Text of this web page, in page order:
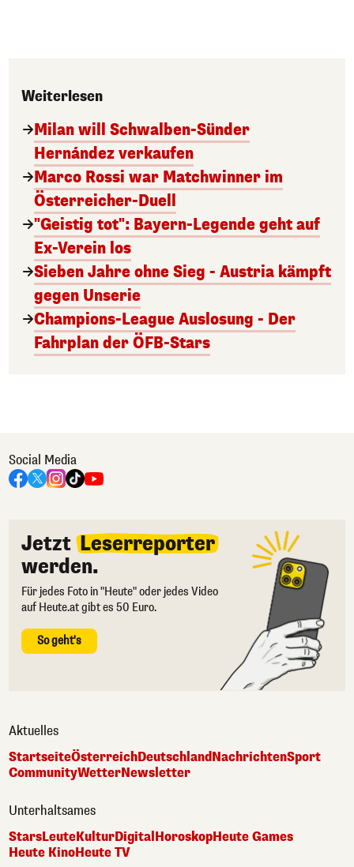
Weiterlesen
Milan will Schwalben-Sünder
Hernández verkaufen
Marco Rossi war Matchwinner im
Österreicher-Duell
"Geistig tot": Bayern-Legende geht auf
Ex-Verein los
Sieben Jahre ohne Sieg - Austria kämpft
gegen Unserie
Champions-League Auslosung - Der
Fahrplan der ÖFB-Stars
Social Media
Jetzt Leserreporter
werden.
Für jedes Foto in "Heute" oder jedes Video
auf Heute.at gibt es 50 Euro.
So geht's
Aktuelles
StartseiteÖsterreichDeutschlandNachrichtenSport
CommunityWetterNewsletter
Unterhaltsames
StarsLeuteKulturDigital HoroskopHeute Games
Heute KinoHeute TV